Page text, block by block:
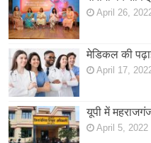
April 26,
मेडिकल की
April 17,
यूपी में
April 5, 2022